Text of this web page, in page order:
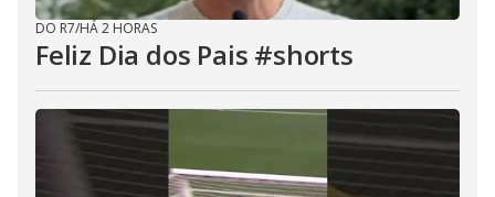
DO R7/HÁ 2 HORAS
Feliz Dia dos Pais #shorts